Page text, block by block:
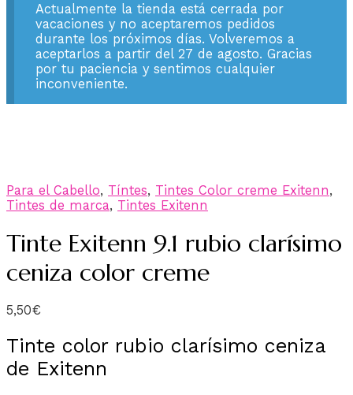
Actualmente la tienda está cerrada por
vacaciones y no aceptaremos pedidos
durante los próximos días. Volveremos a
aceptarlos a partir del 27 de agosto. Gracias
por tu paciencia y sentimos cualquier
inconveniente.
Para el Cabello, Tíntes, Tintes Color creme Exitenn,
Tintes de marca, Tintes Exitenn
Tinte Exitenn 9.1 rubio clarísimo
ceniza color creme
5,50€
Tinte color rubio clarísimo ceniza
de Exitenn